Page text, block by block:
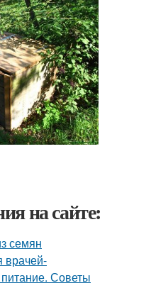
на сайте:
семян
врачей-
Советы